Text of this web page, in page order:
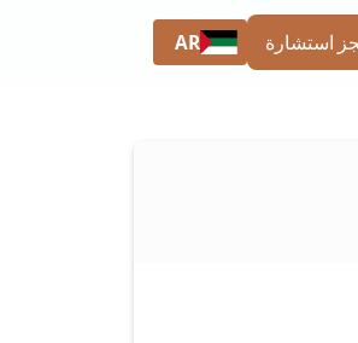
استشارة AR